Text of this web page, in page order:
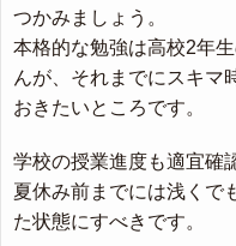
つかみましょう。
本格的な勉強は高校2年
んが、それまでにスキマ
おきたいところです。
学校の授業進度も適宜確
夏休み前までには浅くで
た状態にすべきです。